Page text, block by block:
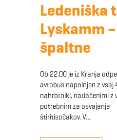
Ledeniška
Lyskamm
špaltne
Ob 22.00 je iz Kranja
avtobus napolnjen z vsaj
nahrbtniki, natlačenimi z
potrebnim za osvajanje
štiritisočakov. V…